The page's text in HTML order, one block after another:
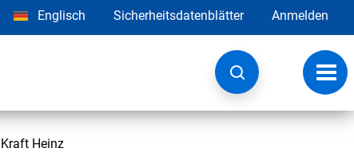
Englisch Sicherheitsdatenblätter Anmelden
Heinz